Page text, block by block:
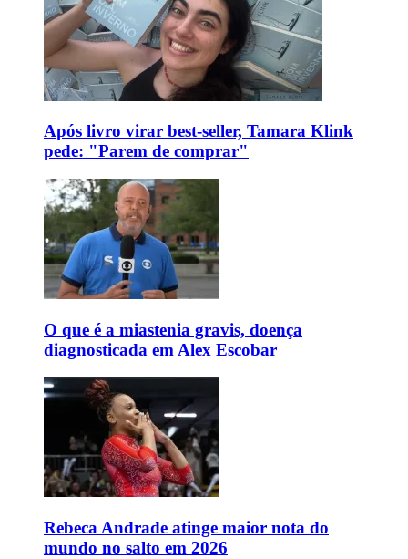
Após livro virar best-seller, Tamara Klink
pede: "Parem de comprar"
O que é a miastenia gravis, doença
diagnosticada em Alex Escobar
Rebeca Andrade atinge maior nota do
mundo no salto em 2026